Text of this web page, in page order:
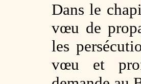
Dans le
vœu de
les
vœu et